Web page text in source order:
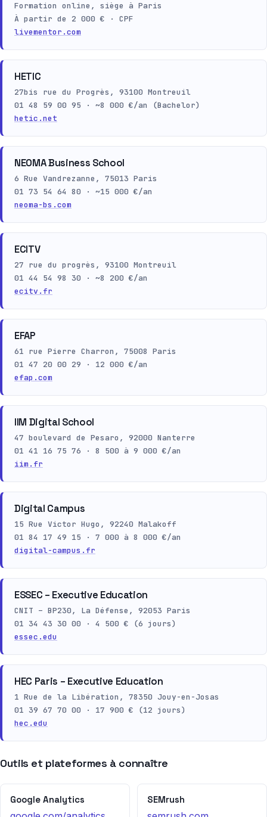
Formation online, siège à Paris
À partir de 2 000 € · CPF
livementor.com
HETIC
27bis rue du Progrès, 93100 Montreuil
01 48 59 00 95 · ~8 000 €/an (Bachelor)
hetic.net
NEOMA Business School
6 Rue Vandrezanne, 75013 Paris
01 73 54 64 80 · ~15 000 €/an
neoma-bs.com
ECITV
27 rue du progrès, 93100 Montreuil
01 44 54 98 30 · ~8 200 €/an
ecitv.fr
EFAP
61 rue Pierre Charron, 75008 Paris
01 47 20 00 29 · 12 000 €/an
efap.com
IIM Digital School
47 boulevard de Pesaro, 92000 Nanterre
01 41 16 75 76 · 8 500 à 9 000 €/an
iim.fr
Digital Campus
15 Rue Victor Hugo, 92240 Malakoff
01 84 17 49 15 · 7 000 à 8 000 €/an
digital-campus.fr
ESSEC – Executive Education
CNIT – BP230, La Défense, 92053 Paris
01 34 43 30 00 · 4 500 € (6 jours)
essec.edu
HEC Paris – Executive Education
1 Rue de la Libération, 78350 Jouy-en-Josas
01 39 67 70 00 · 17 900 € (12 jours)
hec.edu
Outils et plateformes à connaître
Google Analytics SEMrush